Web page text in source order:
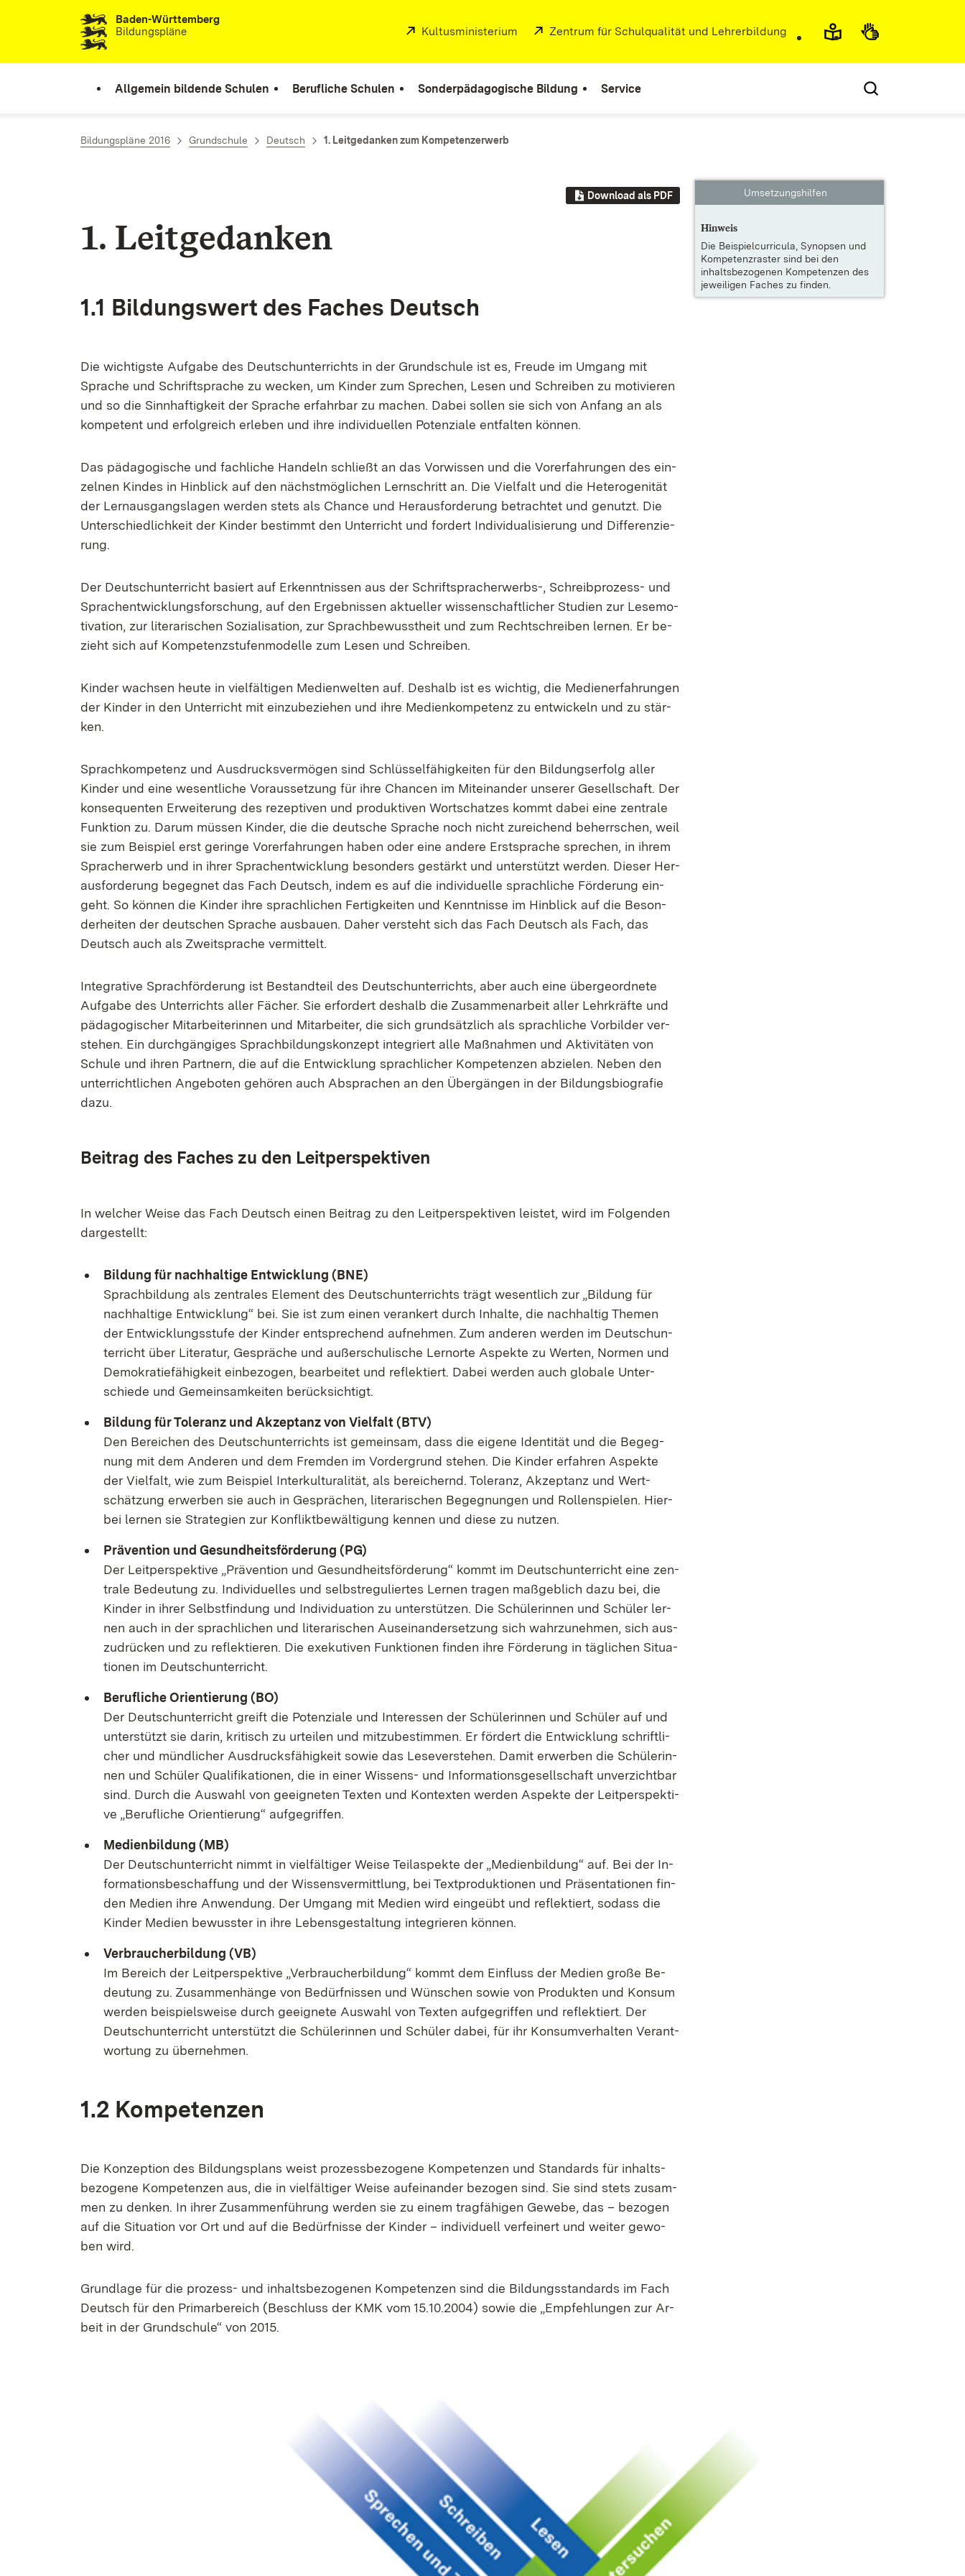
Zum Inhalt springenBaden-Württemberg
Bildungspläne
Extern:
Kultusministerium (Öffnet in neuem Fenster)
Extern:
Zentrum für Schulqualität und Lehrerbildung
Allgemein bildende Schulen Berufliche Schulen Sonderpädagogische Bildung Service
Bildungspläne 2016 Grundschule Deutsch 1. Leitgedanken zum Kompetenzerwerb
Download als PDF
1. Leit­ge­dan­ken
1.1 Bil­dungs­wert des Fa­ches Deutsch
Die wich­tigs­te Auf­ga­be des Deutsch­un­ter­richts in der Grund­schu­le ist es, Freu­de im Um­gang mit
Spra­che und Schrift­spra­che zu we­cken, um Kin­der zum Spre­chen, Le­sen und Schrei­ben zu mo­ti­vie­ren
und so die Sinn­haf­tig­keit der Spra­che er­fahr­bar zu ma­chen. Da­bei sol­len sie sich von An­fang an als
kom­pe­tent und er­folg­reich er­le­ben und ih­re in­di­vi­du­el­len Po­ten­zia­le ent­fal­ten kön­nen.
Das päd­ago­gi­sche und fach­li­che Han­deln schließt an das Vor­wis­sen und die Vor­er­fah­run­gen des ein­
zel­nen Kin­des in Hin­blick auf den nächst­mög­li­chen Lern­schritt an. Die Viel­falt und die He­te­ro­ge­ni­tät
der Lern­aus­gangs­la­gen wer­den stets als Chan­ce und Her­aus­for­de­rung be­trach­tet und ge­nutzt. Die
Un­ter­schied­lich­keit der Kin­der be­stimmt den Un­ter­richt und for­dert In­di­vi­dua­li­sie­rung und Dif­fe­ren­zie­
rung.
Der Deutsch­un­ter­richt ba­siert auf Er­kennt­nis­sen aus der Schrift­sprach­er­werbs-, Schreib­pro­zess- und
Sprach­ent­wick­lungs­for­schung, auf den Er­geb­nis­sen ak­tu­el­ler wis­sen­schaft­li­cher Stu­di­en zur Le­se­mo­
ti­va­ti­on, zur li­te­ra­ri­schen So­zia­li­sa­ti­on, zur Sprach­be­wusst­heit und zum Recht­schrei­ben ler­nen. Er be­
zieht sich auf Kom­pe­tenz­stu­fen­mo­del­le zum Le­sen und Schrei­ben.
Kin­der wach­sen heu­te in viel­fäl­ti­gen Me­di­en­wel­ten auf. Des­halb ist es wich­tig, die Me­di­ener­fah­run­gen
der Kin­der in den Un­ter­richt mit ein­zu­be­zie­hen und ih­re Me­di­en­kom­pe­tenz zu ent­wi­ckeln und zu stär­
ken.
Sprach­kom­pe­tenz und Aus­drucks­ver­mö­gen sind Schlüs­sel­fä­hig­kei­ten für den Bil­dungs­er­folg al­ler
Kin­der und ei­ne we­sent­li­che Vor­aus­set­zung für ih­re Chan­cen im Mit­ein­an­der un­se­rer Ge­sell­schaft. Der
kon­se­quen­ten Er­wei­te­rung des re­zep­ti­ven und pro­duk­ti­ven Wort­schat­zes kommt da­bei ei­ne zen­tra­le
Funk­ti­on zu. Dar­um müs­sen Kin­der, die die deut­sche Spra­che noch nicht zu­rei­chend be­herr­schen, weil
sie zum Bei­spiel erst ge­rin­ge Vor­er­fah­run­gen ha­ben oder ei­ne an­de­re Erst­spra­che spre­chen, in ih­rem
Sprach­er­werb und in ih­rer Sprach­ent­wick­lung be­son­ders ge­stärkt und un­ter­stützt wer­den. Die­ser Her­
aus­for­de­rung be­geg­net das Fach Deutsch, in­dem es auf die in­di­vi­du­el­le sprach­li­che För­de­rung ein­
geht. So kön­nen die Kin­der ih­re sprach­li­chen Fer­tig­kei­ten und Kennt­nis­se im Hin­blick auf die Be­son­
der­hei­ten der deut­schen Spra­che aus­bau­en. Da­her ver­steht sich das Fach Deutsch als Fach, das
Deutsch auch als Zweit­spra­che ver­mit­telt.
In­te­gra­ti­ve Sprach­för­de­rung ist Be­stand­teil des Deutsch­un­ter­richts, aber auch ei­ne über­ge­ord­ne­te
Auf­ga­be des Un­ter­richts al­ler Fä­cher. Sie er­for­dert des­halb die Zu­sam­men­ar­beit al­ler Lehr­kräf­te und
päd­ago­gi­scher Mit­ar­bei­te­rin­nen und Mit­ar­bei­ter, die sich grund­sätz­lich als sprach­li­che Vor­bil­der ver­
ste­hen. Ein durch­gän­gi­ges Sprach­bil­dungs­kon­zept in­te­griert al­le Maß­nah­men und Ak­ti­vi­tä­ten von
Schu­le und ih­ren Part­nern, die auf die Ent­wick­lung sprach­li­cher Kom­pe­ten­zen ab­zie­len. Ne­ben den
un­ter­richt­li­chen An­ge­bo­ten ge­hö­ren auch Ab­spra­chen an den Über­gän­gen in der Bil­dungs­bio­gra­fie
da­zu.
Bei­trag des Fa­ches zu den Leit­per­spek­ti­ven
In wel­cher Wei­se das Fach Deutsch ei­nen Bei­trag zu den Leit­per­spek­ti­ven leis­tet, wird im Fol­gen­den
dar­ge­stellt:
Bil­dung für nach­hal­ti­ge Ent­wick­lung (BNE)
Sprach­bil­dung als zen­tra­les Ele­ment des Deutsch­un­ter­richts trägt we­sent­lich zur „Bil­dung für
nach­hal­ti­ge Ent­wick­lung“ bei. Sie ist zum ei­nen ver­an­kert durch In­hal­te, die nach­hal­tig The­men
der Ent­wick­lungs­stu­fe der Kin­der ent­spre­chend auf­neh­men. Zum an­de­ren wer­den im Deutsch­un­
ter­richt über Li­te­ra­tur, Ge­sprä­che und au­ßer­schu­li­sche Lern­or­te As­pek­te zu Wer­ten, Nor­men und
De­mo­kra­tie­fä­hig­keit ein­be­zo­gen, be­ar­bei­tet und re­flek­tiert. Da­bei wer­den auch glo­ba­le Un­ter­
schie­de und Ge­mein­sam­kei­ten be­rück­sich­tigt.
Bil­dung für To­le­ranz und Ak­zep­tanz von Viel­falt (BTV)
Den Be­rei­chen des Deutsch­un­ter­richts ist ge­mein­sam, dass die ei­ge­ne Iden­ti­tät und die Be­geg­
nung mit dem An­de­ren und dem Frem­den im Vor­der­grund ste­hen. Die Kin­der er­fah­ren As­pek­te
der Viel­falt, wie zum Bei­spiel In­ter­kul­tu­ra­li­tät, als be­rei­chernd. To­le­ranz, Ak­zep­tanz und Wert­
schät­zung er­wer­ben sie auch in Ge­sprä­chen, li­te­ra­ri­schen Be­geg­nun­gen und Rol­len­spie­len. Hier­
bei ler­nen sie Stra­te­gi­en zur Kon­flikt­be­wäl­ti­gung ken­nen und die­se zu nut­zen.
Prä­ven­ti­on und Ge­sund­heits­för­de­rung (PG)
Der Leit­per­spek­ti­ve „Prä­ven­ti­on und Ge­sund­heits­för­de­rung“ kommt im Deutsch­un­ter­richt ei­ne zen­
tra­le Be­deu­tung zu. In­di­vi­du­el­les und selbst­re­gu­lier­tes Ler­nen tra­gen maß­geb­lich da­zu bei, die
Kin­der in ih­rer Selbst­fin­dung und In­di­vi­dua­ti­on zu un­ter­stüt­zen. Die Schü­le­rin­nen und Schü­ler ler­
nen auch in der sprach­li­chen und li­te­ra­ri­schen Aus­ein­an­der­set­zung sich wahr­zu­neh­men, sich aus­
zu­drü­cken und zu re­flek­tie­ren. Die exe­ku­ti­ven Funk­tio­nen fin­den ih­re För­de­rung in täg­li­chen Si­tua­
tio­nen im Deutsch­un­ter­richt.
Be­ruf­li­che Ori­en­tie­rung (BO)
Der Deutsch­un­ter­richt greift die Po­ten­zia­le und In­ter­es­sen der Schü­le­rin­nen und Schü­ler auf und
un­ter­stützt sie dar­in, kri­tisch zu ur­tei­len und mit­zu­be­stim­men. Er för­dert die Ent­wick­lung schrift­li­
cher und münd­li­cher Aus­drucks­fä­hig­keit so­wie das Le­se­ver­ste­hen. Da­mit er­wer­ben die Schü­le­rin­
nen und Schü­ler Qua­li­fi­ka­tio­nen, die in ei­ner Wis­sens- und In­for­ma­ti­ons­ge­sell­schaft un­ver­zicht­bar
sind. Durch die Aus­wahl von ge­eig­ne­ten Tex­ten und Kon­tex­ten wer­den As­pek­te der Leit­per­spek­ti­
ve „Be­ruf­li­che Ori­en­tie­rung“ auf­ge­grif­fen.
Me­di­en­bil­dung (MB)
Der Deutsch­un­ter­richt nimmt in viel­fäl­ti­ger Wei­se Teil­as­pek­te der „Me­di­en­bil­dung“ auf. Bei der In­
for­ma­ti­ons­be­schaf­fung und der Wis­sens­ver­mitt­lung, bei Text­pro­duk­tio­nen und Prä­sen­ta­tio­nen fin­
den Me­di­en ih­re An­wen­dung. Der Um­gang mit Me­di­en wird ein­ge­übt und re­flek­tiert, so­dass die
Kin­der Me­di­en be­wuss­ter in ih­re Le­bens­ge­stal­tung in­te­grie­ren kön­nen.
Ver­brau­cher­bil­dung (VB)
Im Be­reich der Leit­per­spek­ti­ve „Ver­brau­cher­bil­dung“ kommt dem Ein­fluss der Me­di­en gro­ße Be­
deu­tung zu. Zu­sam­men­hän­ge von Be­dürf­nis­sen und Wün­schen so­wie von Pro­duk­ten und Kon­sum
wer­den bei­spiels­wei­se durch ge­eig­ne­te Aus­wahl von Tex­ten auf­ge­grif­fen und re­flek­tiert. Der
Deutsch­un­ter­richt un­ter­stützt die Schü­le­rin­nen und Schü­ler da­bei, für ihr Kon­sum­ver­hal­ten Ver­ant­
wor­tung zu über­neh­men.
1.2 Kom­pe­ten­zen
Die Kon­zep­ti­on des Bil­dungs­plans weist pro­zess­be­zo­ge­ne Kom­pe­ten­zen und Stan­dards für in­halts­
be­zo­ge­ne Kom­pe­ten­zen aus, die in viel­fäl­ti­ger Wei­se auf­ein­an­der be­zo­gen sind. Sie sind stets zu­sam­
men zu den­ken. In ih­rer Zu­sam­men­füh­rung wer­den sie zu ei­nem trag­fä­hi­gen Ge­we­be, das – be­zo­gen
auf die Si­tua­ti­on vor Ort und auf die Be­dürf­nis­se der Kin­der – in­di­vi­du­ell ver­fei­nert und wei­ter ge­wo­
ben wird.
Grund­la­ge für die pro­zess- und in­halts­be­zo­ge­nen Kom­pe­ten­zen sind die Bil­dungs­stan­dards im Fach
Deutsch für den Prim­ar­be­reich (Be­schluss der KMK vom 15.10.2004) so­wie die „Emp­feh­lun­gen zur Ar­
beit in der Grund­schu­le“ von 2015.
Umsetzungshilfen
Hinweis
Die Beispielcurricula, Synopsen und
Kompetenzraster sind bei den
inhaltsbezogenen Kompetenzen des
jeweiligen Faches zu finden.